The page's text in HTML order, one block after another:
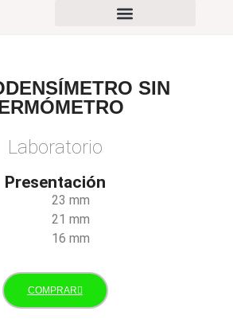
SIN
Laboratorio
Presentación
23 mm
21 mm
16 mm
COMPRAR